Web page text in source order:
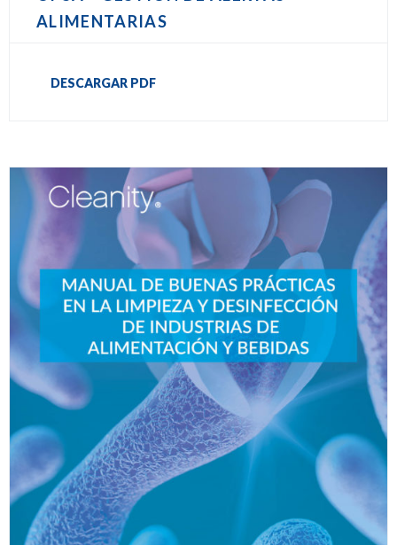
ALIMENTARIAS
DESCARGAR PDF